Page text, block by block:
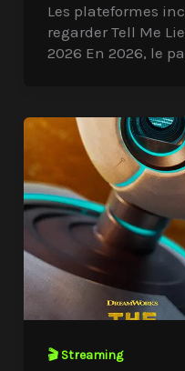
Les plateformes
regarder Tell Me
2026 En 2026, le
🎬 Streaming